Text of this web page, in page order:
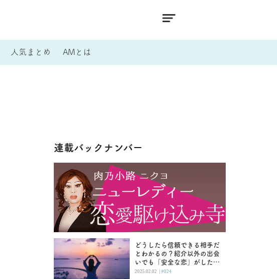
人気まとめ AMとは
連載バックナンバー
どうしたら信頼できる相手だ
とわかるの？紹介以外の出会
いでも「安全な恋」がした
い！
2025.02.02 | #024